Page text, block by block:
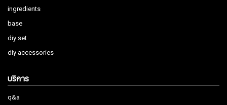
ingredients
base
diy set
diy accessories
บริการ
q&a